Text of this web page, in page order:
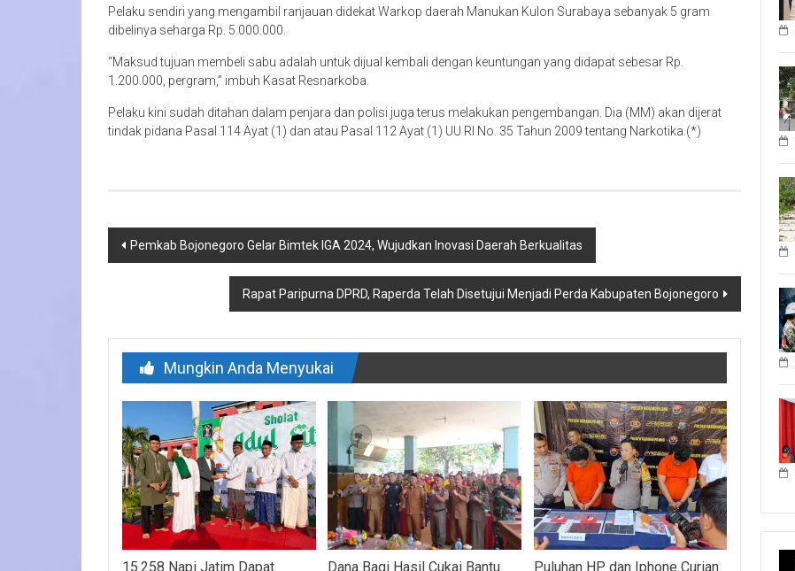
Pelaku sendiri yang mengambil ranjauan didekat Warkop daerah Manukan Kulon Surabaya sebanyak 5 gram
dibelinya seharga Rp. 5.000.000.
“Maksud tujuan membeli sabu adalah untuk dijual kembali dengan keuntungan yang didapat sebesar Rp.
1.200.000, pergram,” imbuh Kasat Resnarkoba.
Pelaku kini sudah ditahan dalam penjara dan polisi juga terus melakukan pengembangan. Dia (MM) akan dijerat
tindak pidana Pasal 114 Ayat (1) dan atau Pasal 112 Ayat (1) UU RI No. 35 Tahun 2009 tentang Narkotika.(*)
Navigasi
Pemkab Bojonegoro Gelar Bimtek IGA 2024, Wujudkan Inovasi Daerah Berkualitas
Rapat Paripurna DPRD, Raperda Telah Disetujui Menjadi Perda Kabupaten Bojonegoro
Mungkin Anda Menyukai
15.258 Napi Jatim Dapat
Dana Bagi Hasil Cukai Bantu
Puluhan HP dan Iphone Curian